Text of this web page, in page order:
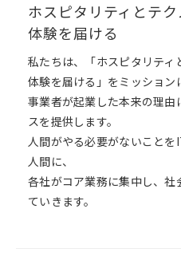
ホスピタリティとテ
体験を届ける
私たちは、「ホスピタリティ
体験を届ける」をミッション
事業者が起業した本来の理
スを提供します。
人間がやる必要がないこと
人間に、
各社がコア業務に集中し、
ていきます。